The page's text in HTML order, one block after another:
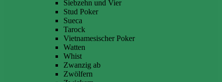
Siebzehn und Vier
Stud Poker
Sueca
Tarock
Vietnamesischer Poker
Watten
Whist
Zwanzig ab
Zwölfern